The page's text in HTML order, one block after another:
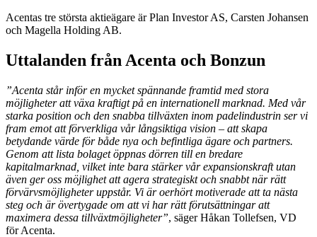
Acentas tre största aktieägare är Plan Investor AS, Carsten Johansen
och Magella Holding AB.
Uttalanden från Acenta och Bonzun
”Acenta står inför en mycket spännande framtid med stora
möjligheter att växa kraftigt på en internationell marknad. Med vår
starka position och den snabba tillväxten inom padelindustrin ser vi
fram emot att förverkliga vår långsiktiga vision – att skapa
betydande värde för både nya och befintliga ägare och partners.
Genom att lista bolaget öppnas dörren till en bredare
kapitalmarknad, vilket inte bara stärker vår expansionskraft utan
även ger oss möjlighet att agera strategiskt och snabbt när rätt
förvärvsmöjligheter uppstår. Vi är oerhört motiverade att ta nästa
steg och är övertygade om att vi har rätt förutsättningar att
maximera dessa tillväxtmöjligheter”, säger Håkan Tollefsen, VD
för Acenta.